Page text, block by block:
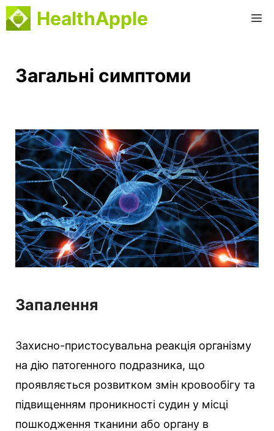
Перейти
до
HealthApple
Загальні симптоми
Запалення
Захисно-пристосувальна реакція організму
на дію патогенного подразника, що
проявляється розвитком змін кровообігу та
підвищенням проникності судин у місці
пошкодження тканини або органу в